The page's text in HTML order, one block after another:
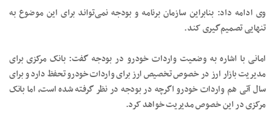
وی ادامه داد: بنابراین سازمان برنامه و بودجه نمی‌تواند برای این موضوع به
تنهایی تصمیم‌گیری کند.
امانی با اشاره به وضعیت واردات خودرو در بودجه گفت: بانک مرکزی برای
مدیریت بازار ارز در خصوص تخصیص ارز برای واردات خودرو تحفظ دارد و برای
سال آتی هم واردات خودرو اگرچه در بودجه در نظر گرفته شده است، اما بانک
مرکزی در این خصوص مدیریت خواهد کرد.